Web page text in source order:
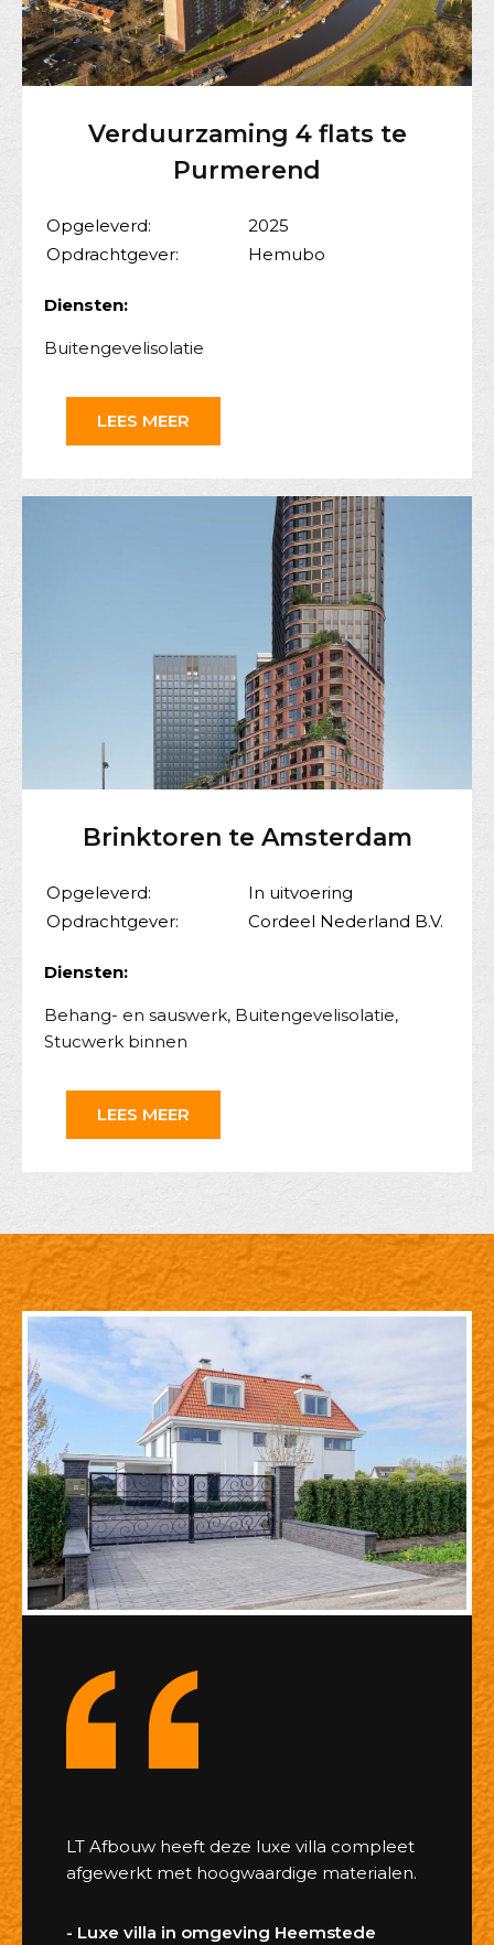
Verduurzaming 4 flats te
Purmerend
Opgeleverd:
2025
Opdrachtgever:
Hemubo
Diensten:
Buitengevelisolatie
LEES MEER
Brinktoren te Amsterdam
Opgeleverd:
In uitvoering
Opdrachtgever:
Cordeel Nederland B.V.
Diensten:
Behang- en sauswerk, Buitengevelisolatie,
Stucwerk binnen
LEES MEER
LT Afbouw heeft deze luxe villa compleet
afgewerkt met hoogwaardige materialen.
- Luxe villa in omgeving Heemstede